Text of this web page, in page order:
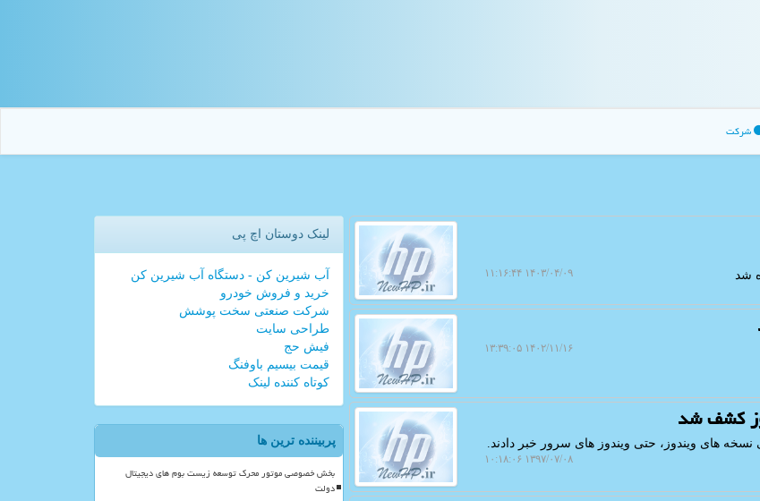
شرکت
۱۴۰۳/۰۴/۰۹ ۱۱:۱۶:۴۴
۱۴۰۲/۱۱/۱۶ ۱۳:۳۹:۰۵
كشف شد
های ویندوز، حتی ویندوز های سرور خبر دادند.
۱۳۹۷/۰۷/۰۸ ۱۰:۱۸:۰۶
لینک دوستان اچ پی
آب شیرین کن - دستگاه آب شیرین کن
خرید و فروش خودرو
شرکت صنعتی سخت پوشش
طراحی سایت
فیش حج
قیمت بیسیم باوفنگ
کوتاه کننده لینک
پربیننده ترین ها
بخش خصوصی موتور محرک توسعه زیست بوم های دیجیتال
دولت